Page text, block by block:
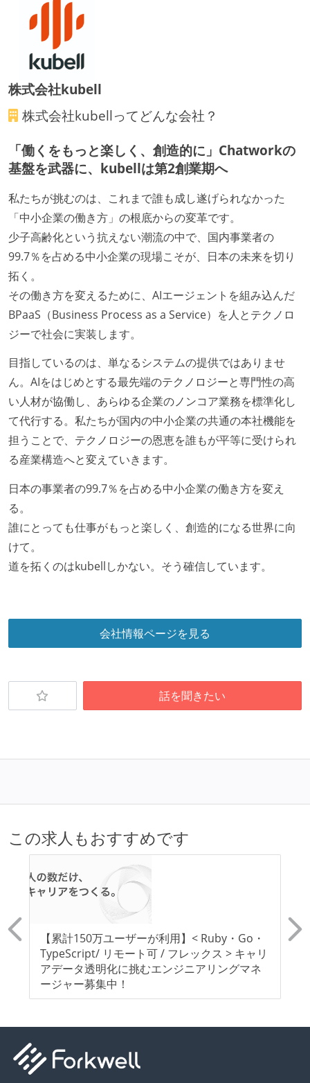
株式会社kubell
株式会社kubellってどんな会社？
「働くをもっと楽しく、創造的に」Chatworkの
基盤を武器に、kubellは第2創業期へ
私たちが挑むのは、これまで誰も成し遂げられなかった
「中小企業の働き方」の根底からの変革です。
少子高齢化という抗えない潮流の中で、国内事業者の
99.7％を占める中小企業の現場こそが、日本の未来を切り
拓く。
その働き方を変えるために、AIエージェントを組み込んだ
BPaaS（Business Process as a Service）を人とテクノロ
ジーで社会に実装します。
目指しているのは、単なるシステムの提供ではありませ
ん。AIをはじめとする最先端のテクノロジーと専門性の高
い人材が協働し、あらゆる企業のノンコア業務を標準化し
て代行する。私たちが国内の中小企業の共通の本社機能を
担うことで、テクノロジーの恩恵を誰もが平等に受けられ
る産業構造へと変えていきます。
日本の事業者の99.7％を占める中小企業の働き方を変え
る。
誰にとっても仕事がもっと楽しく、創造的になる世界に向
けて。
道を拓くのはkubellしかない。そう確信しています。
会社情報ページを見る
話を聞きたい
この求人もおすすめです
【累計150万ユーザーが利用】< Ruby・Go・
TypeScript/ リモート可 / フレックス > キャリ
アデータ透明化に挑むエンジニアリングマネ
ージャー募集中！